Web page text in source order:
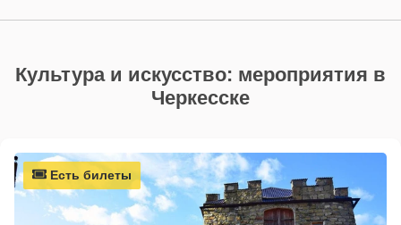
Культура и искусство: мероприятия в
Черкесске
Есть билеты